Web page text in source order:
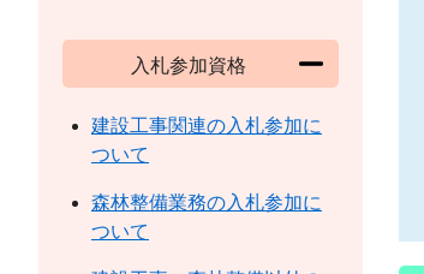
入札参加資格
建設工事関連の入札参加に
ついて
森林整備業務の入札参加に
ついて